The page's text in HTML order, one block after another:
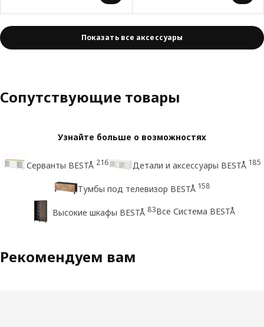
Показать все аксессуары
Сопутствующие товары
Узнайте больше о возможностях
Серванты BESTÅ 216 Детали и аксессуары BESTÅ 185
Тумбы под телевизор BESTÅ 158
Высокие шкафы BESTÅ 83Все Система BESTÅ
Рекомендуем вам